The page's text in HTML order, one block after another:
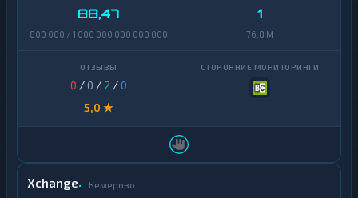
88,47
800 000 / 1 000 000 000 000 000
1
76,8 M
0 / 0 / 2 /0
5,0 ★
Xchange Кемерово